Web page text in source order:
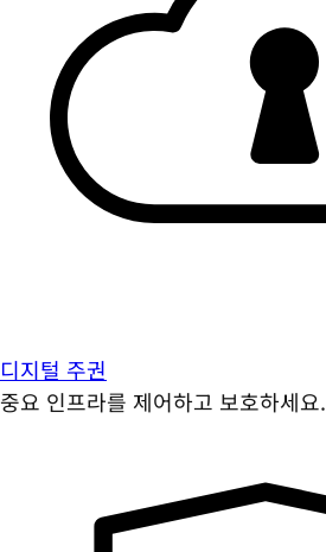
디지털 주권
중요 인프라를 제어하고 보호하세요.